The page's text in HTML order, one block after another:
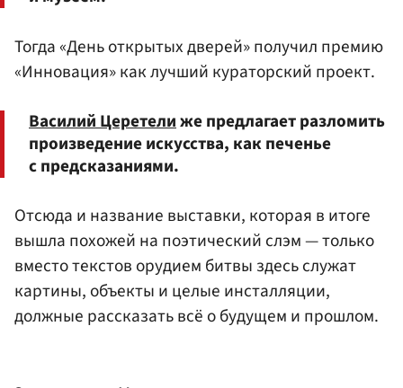
Тогда «День открытых дверей» получил премию
«Инновация» как лучший кураторский проект.
Василий Церетелиже предлагает разломить
произведение искусства, как печенье
с предсказаниями.
Отсюда и название выставки, которая в итоге
вышла похожей на поэтический слэм — только
вместо текстов орудием битвы здесь служат
картины, объекты и целые инсталляции,
должные рассказать всё о будущем и прошлом.